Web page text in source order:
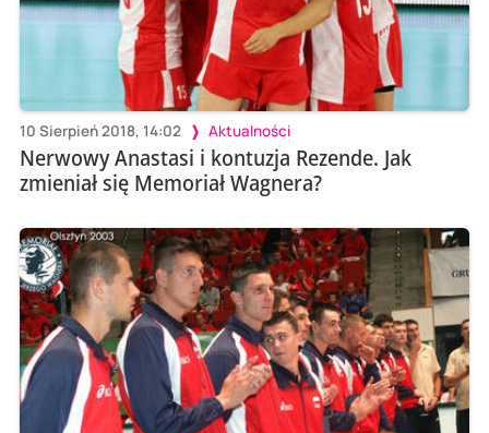
10 Sierpień 2018, 14:02 Aktualności
Nerwowy Anastasi i kontuzja Rezende. Jak
zmieniał się Memoriał Wagnera?